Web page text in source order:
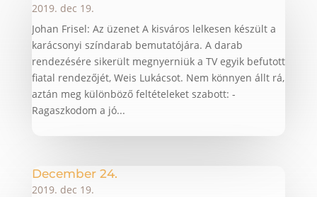
2019. dec 19.
Johan Frisel: Az üzenet A kisváros lelkesen készült a
karácsonyi színdarab bemutatójára. A darab
rendezésére sikerült megnyerniük a TV egyik befutott
fiatal rendezőjét, Weis Lukácsot. Nem könnyen állt rá,
aztán meg különböző feltételeket szabott: -
Ragaszkodom a jó...
December 24.
2019. dec 19.